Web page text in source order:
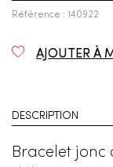
Référence : 140922
AJOUTER À
DESCRIPTION
Bracelet jonc